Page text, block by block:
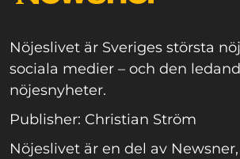
Nöjeslivet är Sveriges största
sociala medier – och den
nöjesnyheter.
Publisher: Christian Ström
Nöjeslivet är en del av